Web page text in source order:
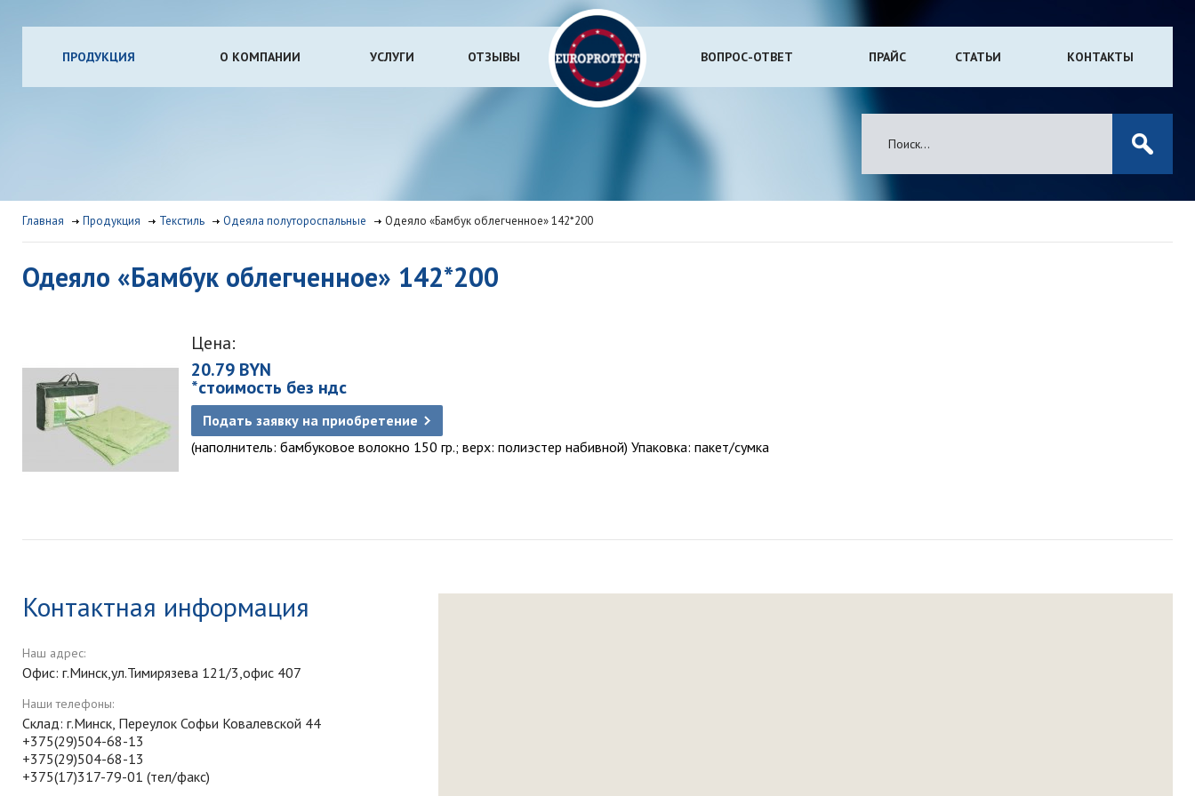
ПРОДУКЦИЯ О КОМПАНИИ УСЛУГИ ОТЗЫВЫ ВОПРОС-ОТВЕТ ПРАЙС СТАТЬИ КОНТАКТЫ
Главная Продукция Текстиль Одеяла полутороспальные Одеяло «Бамбук облегченное» 142*200
Одеяло «Бамбук облегченное» 142*200
Цена:
20.79 BYN
*стоимость без ндс
Подать заявку на приобретение
(наполнитель: бамбуковое волокно 150 гр.; верх: полиэстер набивной) Упаковка: пакет/сумка
Контактная информация
Наш адрес:
Офис: г.Минск,ул.Тимирязева 121/3,офис 407
Наши телефоны:
Склад: г.Минск, Переулок Софьи Ковалевской 44
+375(29)504-68-13
+375(29)504-68-13
+375(17)317-79-01 (тел/факс)